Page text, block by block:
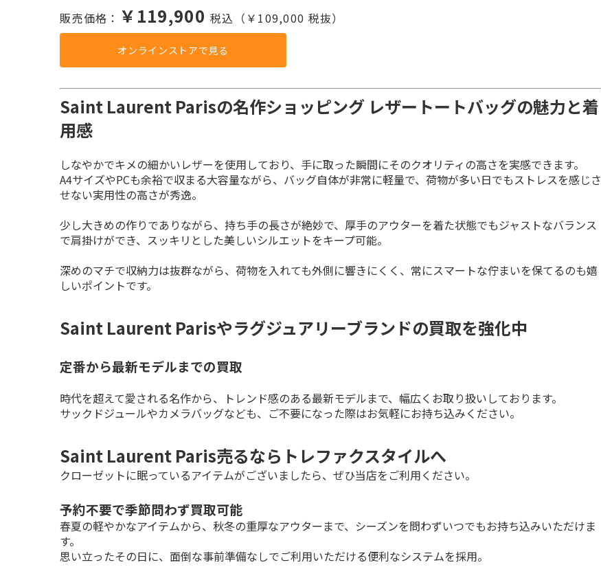
販売価格： ￥119,900 税込（￥109,000 税抜）
オンラインストアで見る
Saint Laurent Parisの名作ショッピング レザートートバッグの魅力と着
用感
しなやかでキメの細かいレザーを使用しており、手に取った瞬間にそのクオリティの高さを実感できます。
A4サイズやPCも余裕で収まる大容量ながら、バッグ自体が非常に軽量で、荷物が多い日でもストレスを感じさ
少し大きめの作りでありながら、持ち手の長さが絶妙で、厚手のアウターを着た状態でもジャストなバランス
深めのマチで収納力は抜群ながら、荷物を入れても外側に響きにくく、常にスマートな佇まいを保てるのも嬉
しいポイントです。
Saint Laurent Parisやラグジュアリーブランドの買取を強化中
定番から最新モデルまでの買取
時代を超えて愛される名作から、トレンド感のある最新モデルまで、幅広くお取り扱いしております。
サックドジュールやカメラバッグなども、ご不要になった際はお気軽にお持ち込みください。
Saint Laurent Paris売るならトレファクスタイルへ
クローゼットに眠っているアイテムがございましたら、ぜひ当店をご利用ください。
予約不要で季節問わず買取可能
春夏の軽やかなアイテムから、秋冬の重厚なアウターまで、シーズンを問わずいつでもお持ち込みいただけま
す。
思い立ったその日に、面倒な事前準備なしでご利用いただける便利なシステムを採用。